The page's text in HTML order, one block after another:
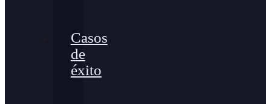
Casos
de
éxito